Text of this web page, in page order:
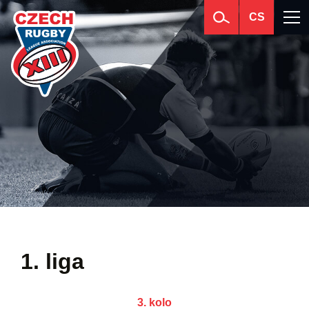
CS
1. liga
3. kolo